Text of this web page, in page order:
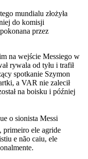
mundialu złożyła
do komisji
przez
na wejście Messiego w
rywala od tyłu i trafił
spotkanie Szymon
a VAR nie zalecił
na boisku i później
sionista Messi
primeiro ele agride
e não caiu, ele